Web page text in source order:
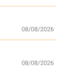
08/08/2026
08/08/2026